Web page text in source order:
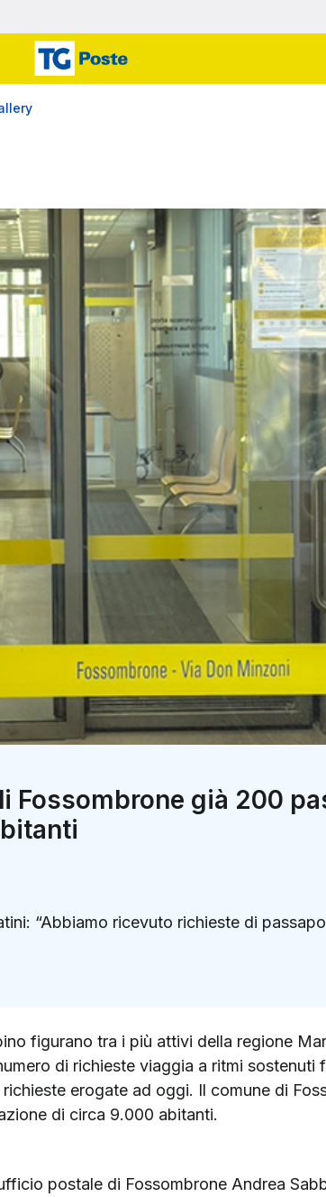
Fossombrone già 200
“Abbiamo ricevuto richieste di
figurano tra i più attivi della regione
di richieste viaggia a ritmi sostenuti
erogate ad oggi. Il comune di
di circa 9.000 abitanti.
postale di Fossombrone Andrea